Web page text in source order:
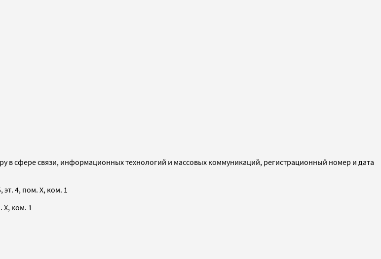
в сфере связи, информационных технологий и массовых коммуникаций, регистрационный номер и дата
4, пом. X, ком. 1
X, ком. 1